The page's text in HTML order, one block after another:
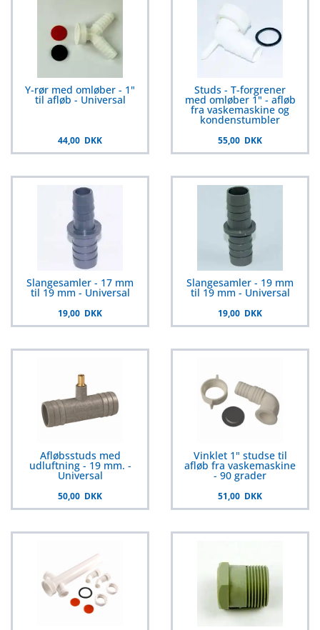
Y-rør med omløber - 1"
til afløb - Universal
44,00 DKK
Studs - T-forgrener
med omløber 1" - afløb
fra vaskemaskine og
kondenstumbler
55,00 DKK
Slangesamler - 17 mm
til 19 mm - Universal
19,00 DKK
Slangesamler - 19 mm
til 19 mm - Universal
19,00 DKK
Afløbsstuds med
udluftning - 19 mm. -
Universal
50,00 DKK
Vinklet 1" studse til
afløb fra vaskemaskine
- 90 grader
51,00 DKK